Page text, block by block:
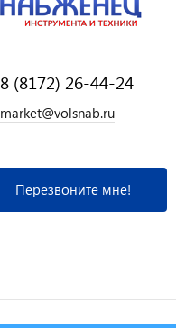
8 (8172) 26-44-24
market@volsnab.ru
Перезвоните мне!